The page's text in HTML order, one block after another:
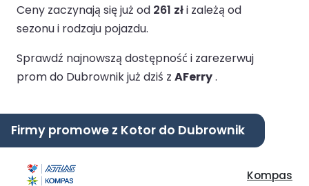
Ceny zaczynają się już od 261 złi zależą od
sezonu i rodzaju pojazdu.
Sprawdź najnowszą dostępność i zarezerwuj
prom do Dubrownik już dziś z AFerry.
Firmy promowe z Kotor do Dubrownik
Kompas